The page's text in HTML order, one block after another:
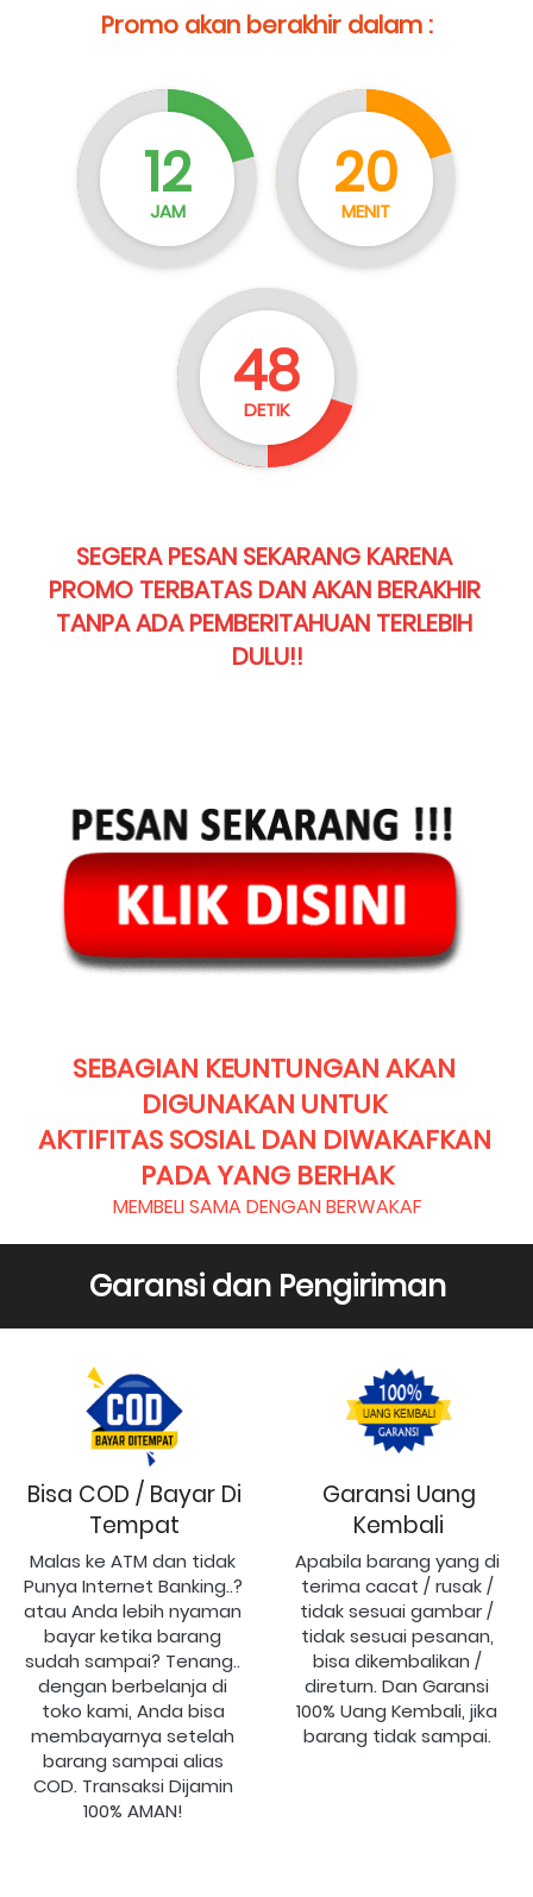
Promo akan berakhir dalam :
12
JAM
20
MENIT
47
DETIK
SEGERA PESAN SEKARANG KARENA
PROMO TERBATAS DAN AKAN BERAKHIR
TANPA ADA PEMBERITAHUAN TERLEBIH
DULU!!
SEBAGIAN KEUNTUNGAN AKAN
DIGUNAKAN UNTUK
AKTIFITAS SOSIAL DAN DIWAKAFKAN
PADA YANG BERHAK
MEMBELI SAMA DENGAN BERWAKAF
Garansi dan Pengiriman
Bisa COD / Bayar Di
Tempat
Malas ke ATM dan tidak
Punya Internet Banking..?
atau Anda lebih nyaman
bayar ketika barang
sudah sampai? Tenang..
dengan berbelanja di
toko kami, Anda bisa
membayarnya setelah
barang sampai alias
COD. Transaksi Dijamin
100% AMAN!
Garansi Uang
Kembali
Apabila barang yang di
terima cacat / rusak /
tidak sesuai gambar /
tidak sesuai pesanan,
bisa dikembalikan /
direturn. Dan Garansi
100% Uang Kembali, jika
barang tidak sampai.